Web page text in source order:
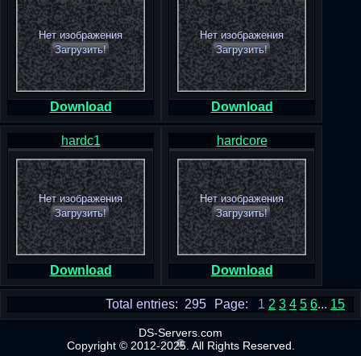
Нет изображения
Загрузить!
Download
Нет изображения
Загрузить!
Download
hardc1
Нет изображения
Загрузить!
Download
hardcore
Нет изображения
Загрузить!
Download
Page: 1 2 3 4 5 6... 15
Total entries: 295
DS-Servers.com
Copyright © 2012-2025. All Rights Reserved.